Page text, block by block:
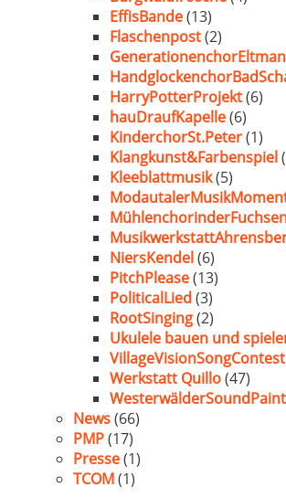
EffisBande(13)
Flaschenpost(2)
HarryPotterProjekt(6)
hauDraufKapelle(6)
KinderchorSt.Peter(1)
Klangkunst&Farbenspiel
Kleeblattmusik(5)
NiersKendel(6)
PitchPlease(13)
PoliticalLied (3)
RootSinging(2)
Ukulele bauen und
VillageVisionSongContest
Werkstatt Quillo(47)
News(66)
PMP(17)
Presse(1)
TCOM(1)